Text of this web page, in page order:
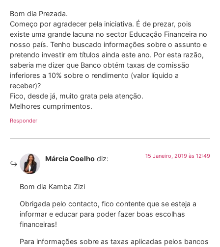
Bom dia Prezada.
Começo por agradecer pela iniciativa. É de prezar, pois
existe uma grande lacuna no sector Educação Financeira no
nosso país. Tenho buscado informações sobre o assunto e
pretendo investir em títulos ainda este ano. Por esta razão,
saberia me dizer que Banco obtém taxas de comissão
inferiores a 10% sobre o rendimento (valor líquido a
receber)?
Fico, desde já, muito grata pela atenção.
Melhores cumprimentos.
Responder
Márcia Coelho diz: 15 Janeiro, 2019 às 12:49
Bom dia Kamba Zizi
Obrigada pelo contacto, fico contente que se esteja a
informar e educar para poder fazer boas escolhas
financeiras!
Para informações sobre as taxas aplicadas pelos bancos